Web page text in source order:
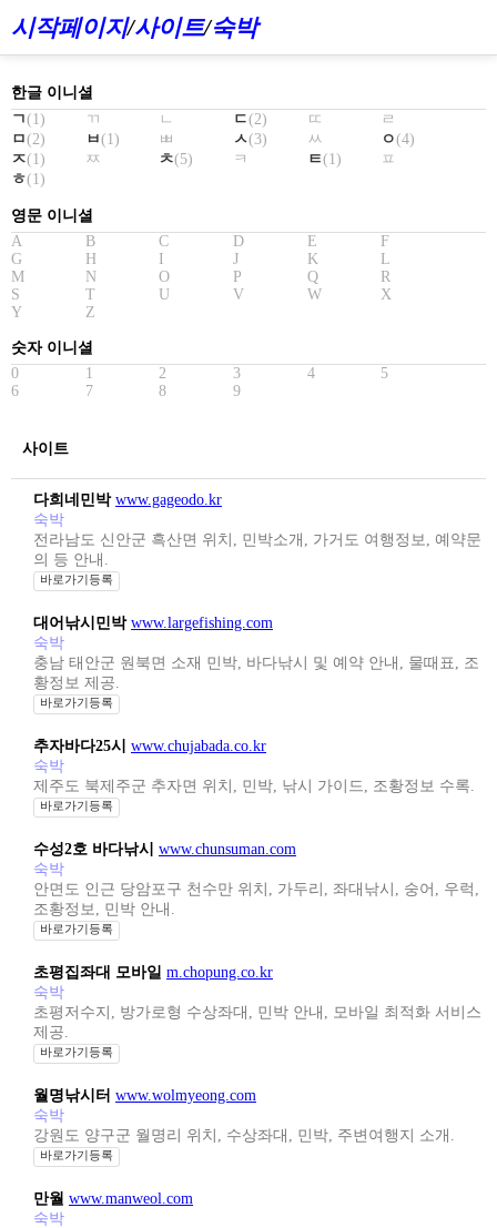
시작페이지/사이트/숙박
한글 이니셜
ㄱ(1) ㄲ ㄴ ㄷ(2) ㄸ
ㄹ
ㅁ(2) ㅂ(1) ㅃ ㅅ(3) ㅆ ㅇ(4)
ㅈ(1) ㅉ ㅊ(5) ㅋ ㅌ(1)
ㅍ
ㅎ(1)
영문 이니셜
A
B C D E
F
G
H I J K
L
M
N O P Q
R
S
T U V W
X
Y
Z
숫자 이니셜
0
1 2 3 4
5
6
7 8 9
사이트
다희네민박 www.gageodo.kr
숙박
전라남도 신안군 흑산면 위치, 민박소개, 가거도 여행정보, 예약문
의 등 안내.
바로가기등록
대어낚시민박 www.largefishing.com
숙박
충남 태안군 원북면 소재 민박, 바다낚시 및 예약 안내, 물때표, 조
황정보 제공.
바로가기등록
추자바다25시 www.chujabada.co.kr
숙박
제주도 북제주군 추자면 위치, 민박, 낚시 가이드, 조황정보 수록.
바로가기등록
수성2호 바다낚시 www.chunsuman.com
숙박
안면도 인근 당암포구 천수만 위치, 가두리, 좌대낚시, 숭어, 우럭,
조황정보, 민박 안내.
바로가기등록
초평집좌대 모바일 m.chopung.co.kr
숙박
초평저수지, 방가로형 수상좌대, 민박 안내, 모바일 최적화 서비스
제공.
바로가기등록
월명낚시터 www.wolmyeong.com
숙박
강원도 양구군 월명리 위치, 수상좌대, 민박, 주변여행지 소개.
바로가기등록
만월 www.manweol.com
숙박